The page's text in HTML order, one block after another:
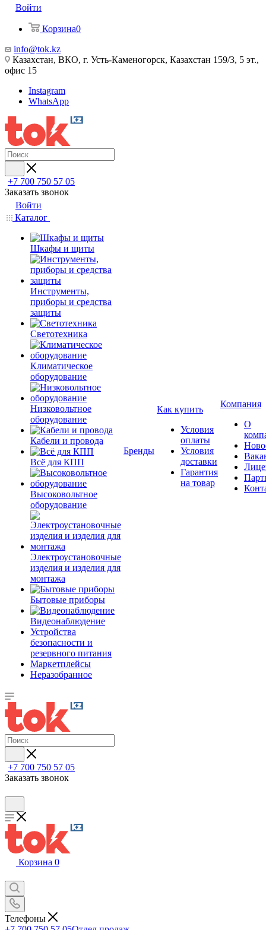
Войти
Корзина0
info@tok.kz
Казахстан, ВКО, г. Усть-Каменогорск, Казахстан 159/3, 5 эт.,
офис 15
Instagram
WhatsApp
+7 700 750 57 05
Заказать звонок
Войти
Каталог
Шкафы и щиты
Инструменты,
приборы и средства
защиты
Светотехника
Климатическое
оборудование
Низковольтное
оборудование
Кабели и провода
Всё для КПП
Высоковольтное
оборудование
Электроустановочные
изделия и изделия для
монтажа
Бытовые приборы
Видеонаблюдение
Устройства
безопасности и
резервного питания
Маркетплейсы
Неразобранное
Бренды
Как купить
Условия
оплаты
Условия
доставки
Гарантия
на товар
Компания
О
+7 700 750 57 05
Заказать звонок
Корзина 0
Телефоны